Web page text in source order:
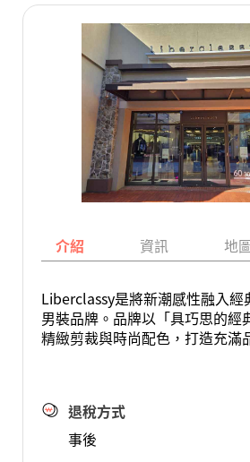
介紹 資訊 地
Liberclassy是將新潮感性融入經
男裝品牌。品牌以「具巧思的經
精緻剪裁與時尚配色，打造充滿
退稅方式
事後